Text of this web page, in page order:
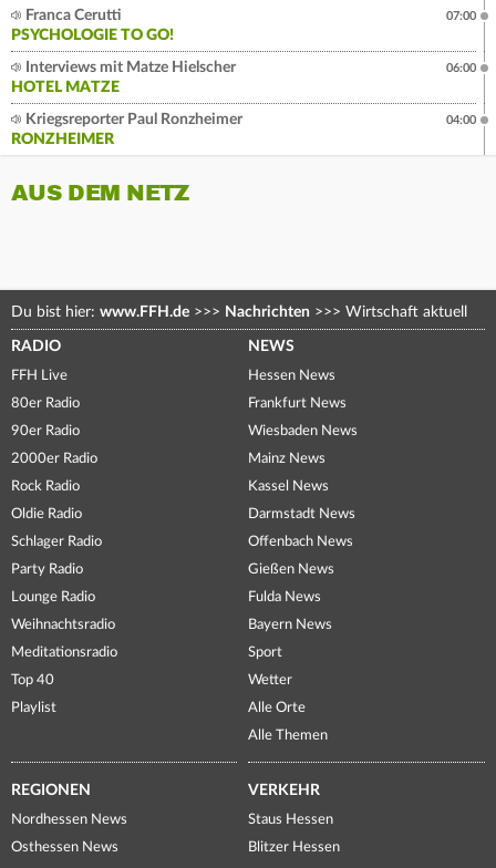
Franca Cerutti
PSYCHOLOGIE TO GO!
07:00
Interviews mit Matze Hielscher
HOTEL MATZE
06:00
Kriegsreporter Paul Ronzheimer
RONZHEIMER
04:00
AUS DEM NETZ
Du bist hier: www.FFH.de >>> Nachrichten >>> Wirtschaft aktuell
RADIO
FFH Live
80er Radio
90er Radio
2000er Radio
Rock Radio
Oldie Radio
Schlager Radio
Party Radio
Lounge Radio
Weihnachtsradio
Meditationsradio
Top 40
Playlist
NEWS
Hessen News
Frankfurt News
Wiesbaden News
Mainz News
Kassel News
Darmstadt News
Offenbach News
Gießen News
Fulda News
Bayern News
Sport
Wetter
Alle Orte
Alle Themen
REGIONEN
Nordhessen News
Osthessen News
VERKEHR
Staus Hessen
Blitzer Hessen